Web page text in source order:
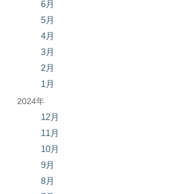
6月
5月
4月
3月
2月
1月
2024年
12月
11月
10月
9月
8月